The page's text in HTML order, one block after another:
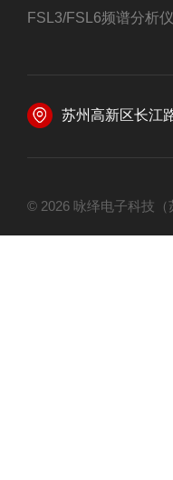
苏州高新区长江
© 2026 咏绎电子科技